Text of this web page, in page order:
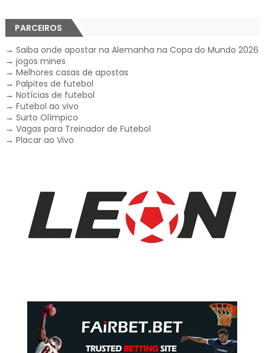
PARCEIROS
→ Saiba onde apostar na Alemanha na Copa do Mundo 2026
→ jogos mines
→ Melhores casas de apostas
→ Palpites de futebol
→ Notícias de futebol
→ Futebol ao vivo
→ Surto Olímpico
→ Vagas para Treinador de Futebol
→ Placar ao Vivo